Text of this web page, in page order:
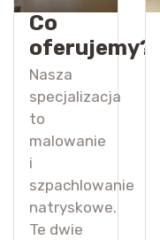
Co
oferujemy?
Nasza
specjalizacja
to
malowanie
i
szpachlowanie
natryskowe.
Te dwie